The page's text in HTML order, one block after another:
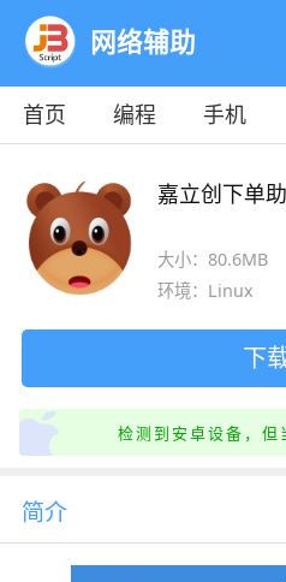
网络辅助
首页 编程 手机
嘉立创下单
大小：80.6MB
环境：Linux
下
检测到安卓设备，
简介